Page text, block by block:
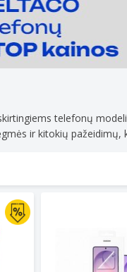
telefonų
ir kitokių
Samsung Galaxy